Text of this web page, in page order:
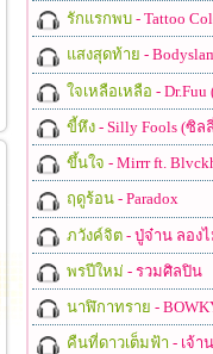
รักแรกพบ- Tattoo
แสงสุดท้าย -
ใจเหลือเหลือ -
ขี้หึง- Silly Fools (ซิล
ขึ้นใจ - Mirrr ft.
ฤดูร้อน- Paradox
ภวังค์จิต- ปู่จ๋าน ลอง
พรปีใหม่ - รวมศิลปิน
นาฬิกาทราย -
คืนที่ดาวเต็มฟ้า - เจ้า